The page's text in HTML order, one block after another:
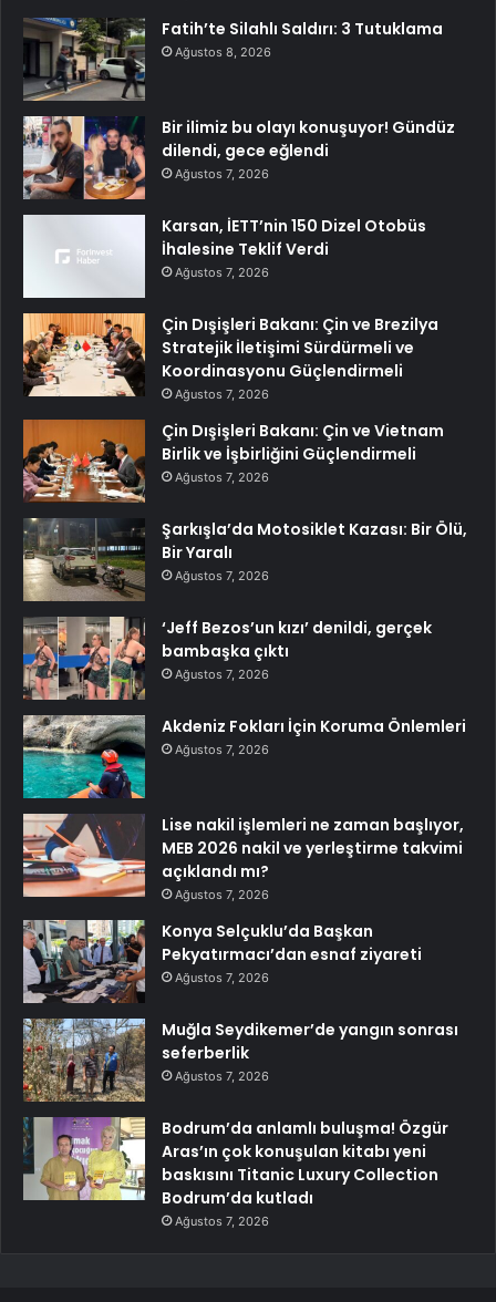
Fatih’te Silahlı Saldırı: 3 Tutuklama
Ağustos 8, 2026
Bir ilimiz bu olayı konuşuyor! Gündüz
dilendi, gece eğlendi
Ağustos 7, 2026
Karsan, İETT’nin 150 Dizel Otobüs
İhalesine Teklif Verdi
Ağustos 7, 2026
Çin Dışişleri Bakanı: Çin ve Brezilya
Stratejik İletişimi Sürdürmeli ve
Koordinasyonu Güçlendirmeli
Ağustos 7, 2026
Çin Dışişleri Bakanı: Çin ve Vietnam
Birlik ve İşbirliğini Güçlendirmeli
Ağustos 7, 2026
Şarkışla’da Motosiklet Kazası: Bir Ölü,
Bir Yaralı
Ağustos 7, 2026
‘Jeff Bezos’un kızı’ denildi, gerçek
bambaşka çıktı
Ağustos 7, 2026
Akdeniz Fokları İçin Koruma Önlemleri
Ağustos 7, 2026
Lise nakil işlemleri ne zaman başlıyor,
MEB 2026 nakil ve yerleştirme takvimi
açıklandı mı?
Ağustos 7, 2026
Konya Selçuklu’da Başkan
Pekyatırmacı’dan esnaf ziyareti
Ağustos 7, 2026
Muğla Seydikemer’de yangın sonrası
seferberlik
Ağustos 7, 2026
Bodrum’da anlamlı buluşma! Özgür
Aras’ın çok konuşulan kitabı yeni
baskısını Titanic Luxury Collection
Bodrum’da kutladı
Ağustos 7, 2026